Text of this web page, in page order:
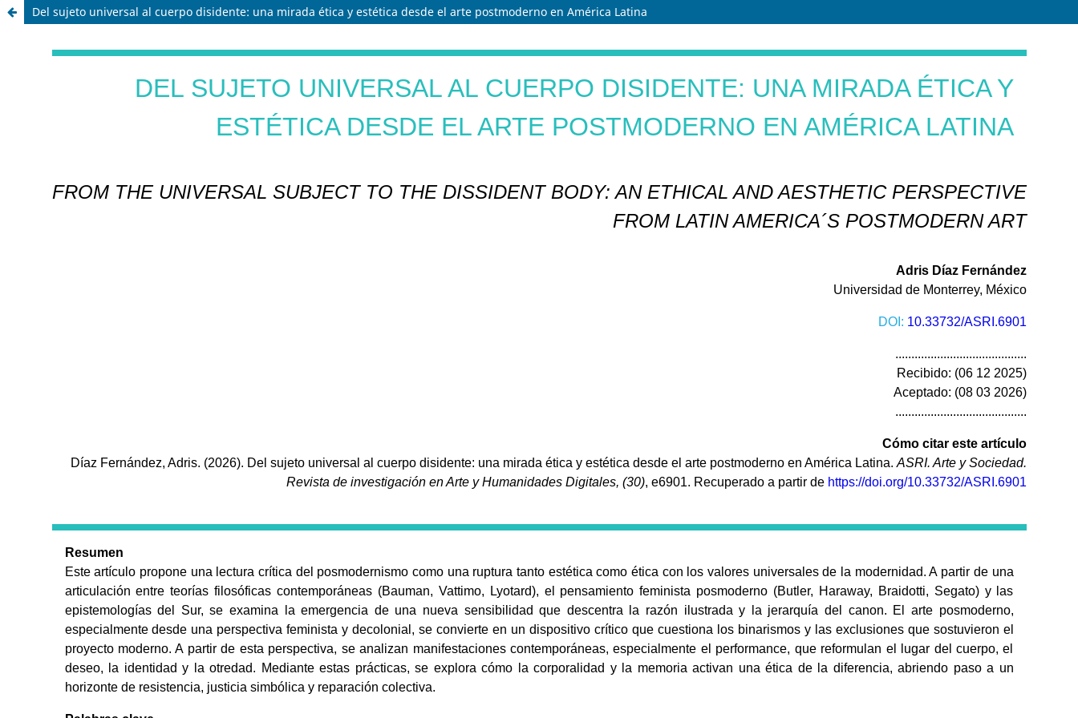
Del sujeto universal al cuerpo disidente: una mirada ética y estética desde el arte postmoderno en América Latina